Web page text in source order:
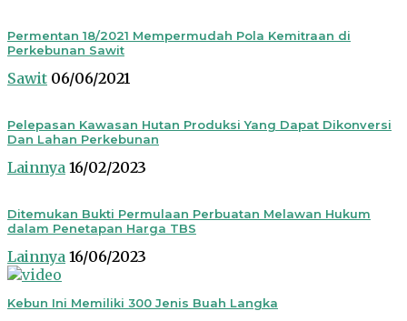
Permentan 18/2021 Mempermudah Pola Kemitraan di
Perkebunan Sawit
Sawit 06/06/2021
Pelepasan Kawasan Hutan Produksi Yang Dapat Dikonversi
Dan Lahan Perkebunan
Lainnya 16/02/2023
Ditemukan Bukti Permulaan Perbuatan Melawan Hukum
dalam Penetapan Harga TBS
Lainnya 16/06/2023
Kebun Ini Memiliki 300 Jenis Buah Langka